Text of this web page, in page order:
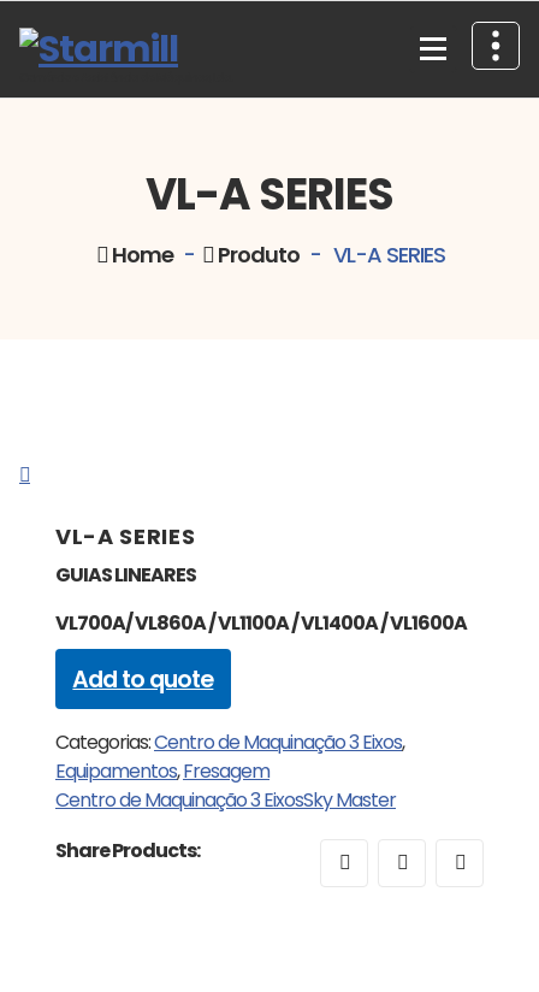
content
VL-A SERIES
Home- Produto - VL-A SERIES
VL-A SERIES
GUIAS LINEARES
VL700A/ VL860A / VL1100A / VL1400A / VL1600A
Add to quote
Categorias:Centro de Maquinação 3 Eixos,
Equipamentos,Fresagem
Centro de Maquinação 3 EixosSky Master
Share Products: